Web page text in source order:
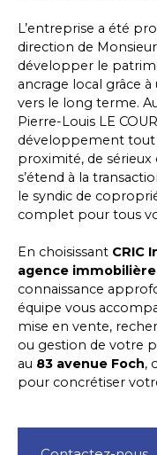
L’entreprise a été
direction de Monsieur
développer le
ancrage local grâce
vers le long terme.
Pierre-Louis LE
développement tout
proximité, de
s’étend à la
le syndic de
complet pour tous
En choisissant CRIC
agence immobilière
connaissance
équipe vous
mise en vente,
ou gestion de votre
au 83 avenue Foch,
pour concrétiser